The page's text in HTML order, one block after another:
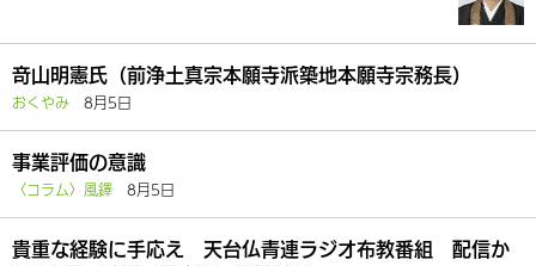
竒山明憲氏（前浄土真宗本願寺派築地本願寺宗務長）
おくやみ 8月5日
事業評価の意識
〈コラム〉風鐸 8月5日
貴重な経験に手応え 天台仏青連ラジオ布教番組 配信か